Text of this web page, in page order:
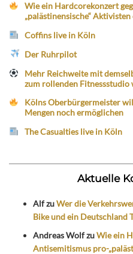
Wie ein Hardcorekonzert
„palästinensische“
Coffins live in Köln
Der Ruhrpilot
Mehr Reichweite mit
zum rollenden Fitnessstudio
Kölns Oberbürgermeister
Mengen noch ermöglichen
The Casualties live in Köln
Aktuelle
AlfzuWer die
Bike und ein Deutschland
Andreas WolfzuWie ein
Antisemitismus pro-